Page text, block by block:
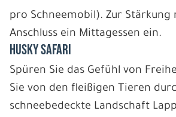
pro Schneemobil). Zur Stärkung
Anschluss ein Mittagessen ein.
HUSKY SAFARI
Spüren Sie das Gefühl von
Sie von den fleißigen Tieren
schneebedeckte Landschaft